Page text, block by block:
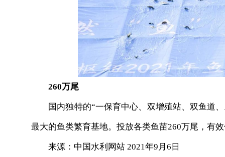
260万尾
国内独特的“一保育中心、双增殖站、双鱼道、
最大的鱼类繁育基地。投放各类鱼苗260万尾，有
来源：中国水利网站 2021年9月6日